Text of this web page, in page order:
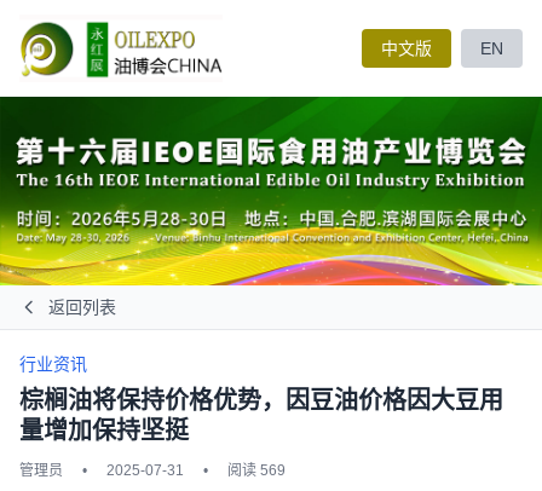
中文版 EN
返回列表
行业资讯
棕榈油将保持价格优势，因豆油价格因大豆用
量增加保持坚挺
管理员 • 2025-07-31 • 阅读 569